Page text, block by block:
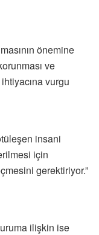
önemine
ve
ihtiyacına vurgu
insani
için
gerektiriyor.”
ilişkin ise